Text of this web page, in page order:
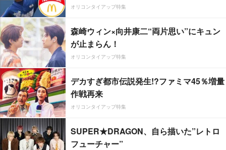
オリコンタイアップ特集
森崎ウィン×向井康二“両片思い”にキュン
が止まらん！
オリコンタイアップ特集
デカすぎ都市伝説発生!?ファミマ45％増量
作戦再来
オリコンタイアップ特集
SUPER★DRAGON、自ら描いた”レトロ
フューチャー”